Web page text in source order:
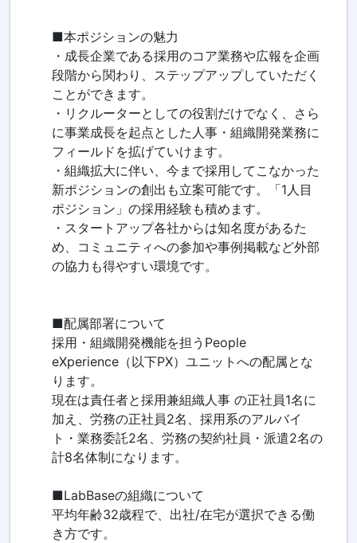
■本ポジションの魅力
・成長企業である採用のコア業務や広報を企画
段階から関わり、ステップアップしていただく
ことができます。
・リクルーターとしての役割だけでなく、さら
に事業成長を起点とした人事・組織開発業務に
フィールドを拡げていけます。
・組織拡大に伴い、今まで採用してこなかった
新ポジションの創出も立案可能です。「1人目
ポジション」の採用経験も積めます。
・スタートアップ各社からは知名度があるた
め、コミュニティへの参加や事例掲載など外部
の協力も得やすい環境です。
■配属部署について
採用・組織開発機能を担うPeople
eXperience（以下PX）ユニットへの配属とな
ります。
現在は責任者と採用兼組織人事 の正社員1名に
加え、労務の正社員2名、採用系のアルバイ
ト・業務委託2名、労務の契約社員・派遣2名の
計8名体制になります。
■LabBaseの組織について
平均年齢32歳程で、出社/在宅が選択できる働
き方です。